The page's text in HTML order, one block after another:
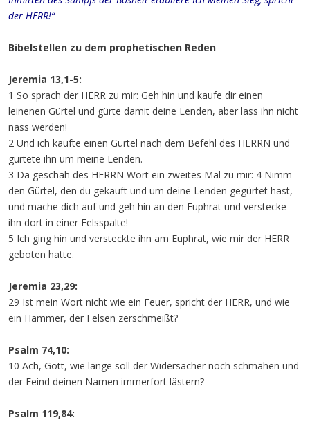
der HERR!“
Bibelstellen zu dem prophetischen Reden
Jeremia 13,1-5:
1 So sprach der HERR zu mir: Geh hin und kaufe dir einen
leinenen Gürtel und gürte damit deine Lenden, aber lass ihn nicht
nass werden!
2 Und ich kaufte einen Gürtel nach dem Befehl des HERRN und
gürtete ihn um meine Lenden.
3 Da geschah des HERRN Wort ein zweites Mal zu mir: 4 Nimm
den Gürtel, den du gekauft und um deine Lenden gegürtet hast,
und mache dich auf und geh hin an den Euphrat und verstecke
ihn dort in einer Felsspalte!
5 Ich ging hin und versteckte ihn am Euphrat, wie mir der HERR
geboten hatte.
Jeremia 23,29:
29 Ist mein Wort nicht wie ein Feuer, spricht der HERR, und wie
ein Hammer, der Felsen zerschmeißt?
Psalm 74,10:
10 Ach, Gott, wie lange soll der Widersacher noch schmähen und
der Feind deinen Namen immerfort lästern?
Psalm 119,84: